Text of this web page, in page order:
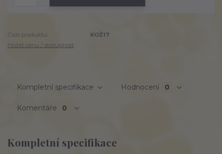
Číslo produktu:
KOŽ17
Hlídat cenu / dostupnost
Kompletní specifikace Hodnocení 0
Komentáře 0
Kompletní specifikace